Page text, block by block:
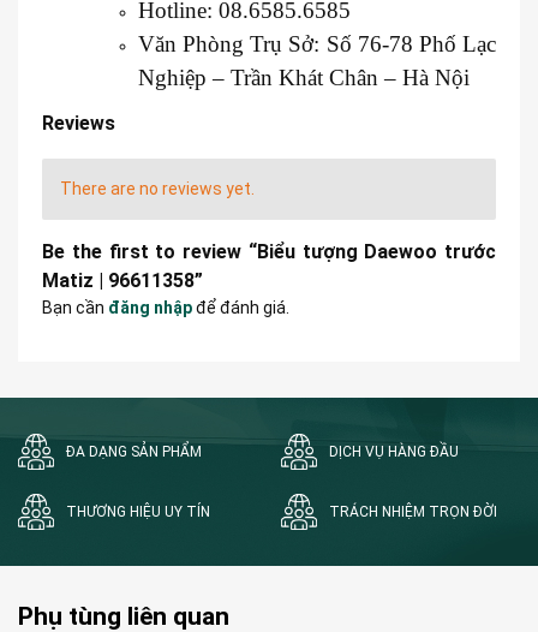
Hotline: 08.6585.6585
Văn Phòng Trụ Sở: Số 76-78 Phố Lạc
Nghiệp – Trần Khát Chân – Hà Nội
Reviews
There are no reviews yet.
Be the first to review “Biểu tượng Daewoo trước
Matiz | 96611358”
Bạn cần đăng nhậpđể đánh giá.
ĐA DẠNG SẢN PHẨM DỊCH VỤ HÀNG ĐẦU
THƯƠNG HIỆU UY TÍN TRÁCH NHIỆM TRỌN ĐỜI
Phụ tùng liên quan